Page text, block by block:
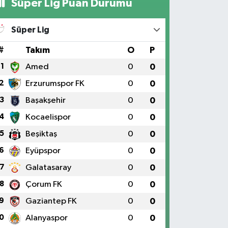
Süper Lig Puan Durumu
Süper Lig
Takım O P
1 Amed 0 0
Erzurumspor FK 0 0
3 Başakşehir 0 0
Kocaelispor 0 0
5 Beşiktaş 0 0
Eyüpspor 0 0
7 Galatasaray 0 0
8 Çorum FK 0 0
Gaziantep FK 0 0
Alanyaspor 0 0